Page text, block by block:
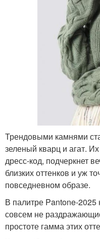
Трендовыми камнями
зеленый кварц и агат.
дресс-код, подчеркнет
близких оттенков и уж
повседневном образе.
В палитре Pantone-2025
совсем не
простоте гамма этих